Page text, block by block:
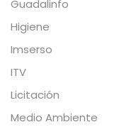
Guadalinfo
Higiene
Imserso
ITV
Licitación
Medio Ambiente